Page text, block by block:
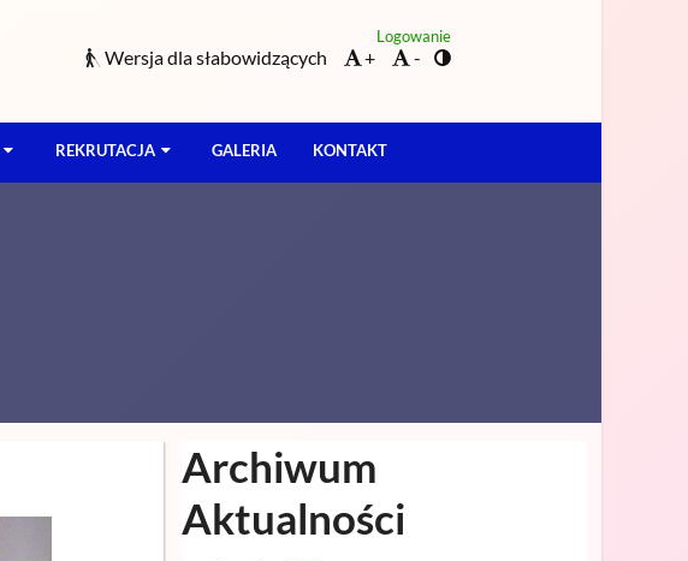
Logowanie
Wersja dla słabowidzących + -
REKRUTACJA GALERIA KONTAKT
Archiwum
Aktualności